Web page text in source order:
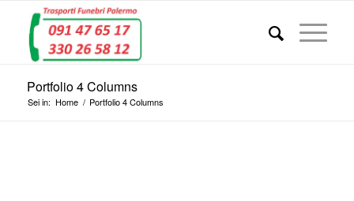
Portfolio 4 Columns
Sei in: Home / Portfolio 4 Columns